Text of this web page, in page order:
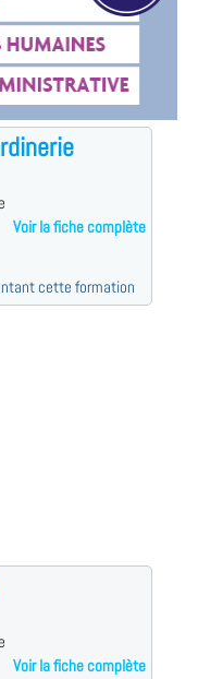
Voir la fiche complète
cette formation
Voir la fiche complète